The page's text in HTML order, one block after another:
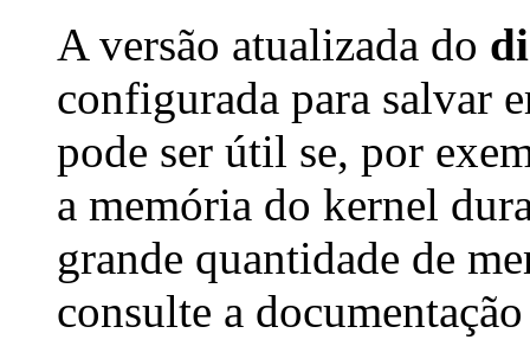
A versão atualizada do
configurada para salvar
pode ser útil se, por
a memória do kernel
grande quantidade de
consulte a